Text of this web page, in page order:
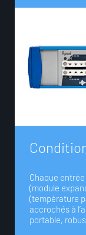
Conditio
Chaque
(module
(température
accrochés à
portable,